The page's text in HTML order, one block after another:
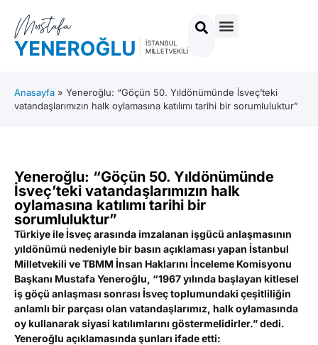
Anasayfa » Yeneroğlu: “Göçün 50. Yıldönümünde İsveç’teki
vatandaşlarımızın halk oylamasına katılımı tarihi bir sorumluluktur”
Yeneroğlu: “Göçün 50. Yıldönümünde
İsveç’teki vatandaşlarımızın halk
oylamasına katılımı tarihi bir
sorumluluktur”
Türkiye ile İsveç arasında imzalanan işgücü anlaşmasının
yıldönümü nedeniyle bir basın açıklaması yapan İstanbul
Milletvekili ve TBMM İnsan Haklarını İnceleme Komisyonu
Başkanı Mustafa Yeneroğlu, “1967 yılında başlayan kitlesel
iş göçü anlaşması sonrası İsveç toplumundaki çeşitliliğin
anlamlı bir parçası olan vatandaşlarımız, halk oylamasında
oy kullanarak siyasi katılımlarını göstermelidirler.” dedi.
Yeneroğlu açıklamasında şunları ifade etti: